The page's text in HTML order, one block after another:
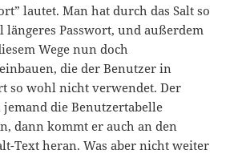
lautet. Man hat durch das Salt so
längeres Passwort, und außerdem
Wege nun doch
die der Benutzer in
so wohl nicht verwendet. Der
die Benutzertabelle
dann kommt er auch an den
Text heran. Was aber nicht weiter